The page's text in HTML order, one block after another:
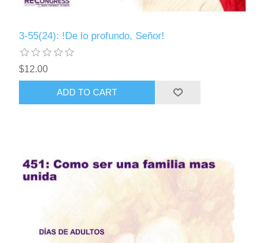
3-55(24): !De lo profundo, Señor!
$12.00
ADD TO CART